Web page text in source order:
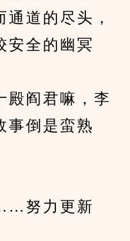
道的尽头，
安全的幽冥
阎君嘛，李
事倒是蛮熟
努力更新